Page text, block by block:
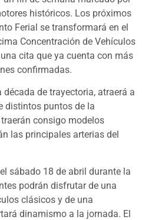
históricos. Los próximos
Ferial se transformará en el
Concentración de Vehículos
cita que ya cuenta con más
confirmadas.
década de trayectoria, atraerá a
distintos puntos de la
consigo modelos
las principales arterias del
sábado 18 de abril durante la
podrán disfrutar de una
clásicos y de una
dinamismo a la jornada. El